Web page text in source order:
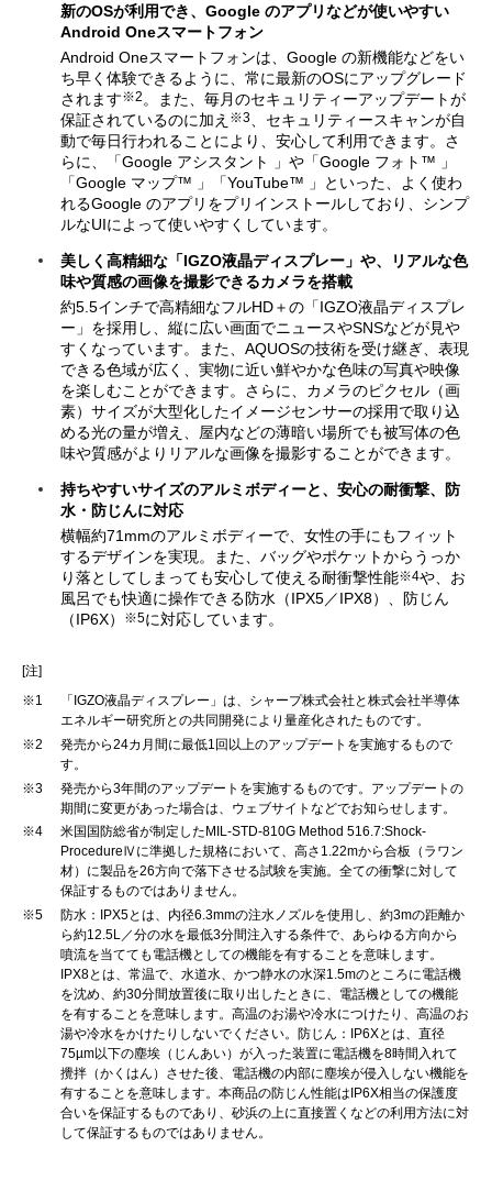
新のOSが利用でき、Google のアプリなどが使いやすい
Android Oneスマートフォン
Android Oneスマートフォンは、Google の新機能などをい
ち早く体験できるように、常に最新のOSにアップグレード
されます※2 。また、毎月のセキュリティーアップデートが
保証されているのに加え ※3 、セキュリティースキャンが自
動で毎日行われることにより、安心して利用できます。さ
らに、「Google アシスタント 」や「Google フォト™ 」
「Google マップ™ 」「YouTube™ 」といった、よく使わ
れるGoogle のアプリをプリインストールしており、シンプ
ルなUIによって使いやすくしています。
美しく高精細な「IGZO液晶ディスプレー」や、リアルな色
味や質感の画像を撮影できるカメラを搭載
約5.5インチで高精細なフルHD＋の「IGZO液晶ディスプレ
ー」を採用し、縦に広い画面でニュースやSNSなどが見や
すくなっています。また、AQUOSの技術を受け継ぎ、表現
できる色域が広く、実物に近い鮮やかな色味の写真や映像
を楽しむことができます。さらに、カメラのピクセル（画
素）サイズが大型化したイメージセンサーの採用で取り込
める光の量が増え、屋内などの薄暗い場所でも被写体の色
味や質感がよりリアルな画像を撮影することができます。
持ちやすいサイズのアルミボディーと、安心の耐衝撃、防
水・防じんに対応
横幅約71mmのアルミボディーで、女性の手にもフィット
するデザインを実現。また、バッグやポケットからうっか
り落としてしまっても安心して使える耐衝撃性能※4や、お
風呂でも快適に操作できる防水（IPX5／IPX8）、防じん
（IP6X）
※5に対応しています。
[注]
※1
「IGZO液晶ディスプレー」は、シャープ株式会社と株式会社半導体
エネルギー研究所との共同開発により量産化されたものです。
※2
発売から24カ月間に最低1回以上のアップデートを実施するもので
す。
※3
発売から3年間のアップデートを実施するものです。アップデートの
期間に変更があった場合は、ウェブサイトなどでお知らせします。
※4
米国国防総省が制定したMIL-STD-810G Method 516.7:Shock-
ProcedureⅣに準拠した規格において、高さ1.22mから合板（ラワン
材）に製品を26方向で落下させる試験を実施。全ての衝撃に対して
保証するものではありません。
※5
防水：IPX5とは、内径6.3mmの注水ノズルを使用し、約3mの距離か
ら約12.5L／分の水を最低3分間注入する条件で、あらゆる方向から
噴流を当てても電話機としての機能を有することを意味します。
IPX8とは、常温で、水道水、かつ静水の水深1.5mのところに電話機
を沈め、約30分間放置後に取り出したときに、電話機としての機能
を有することを意味します。高温のお湯や冷水につけたり、高温のお
湯や冷水をかけたりしないでください。防じん：IP6Xとは、直径
75µm以下の塵埃（じんあい）が入った装置に電話機を8時間入れて
攪拌（かくはん）させた後、電話機の内部に塵埃が侵入しない機能を
有することを意味します。本商品の防じん性能はIP6X相当の保護度
合いを保証するものであり、砂浜の上に直接置くなどの利用方法に対
して保証するものではありません。